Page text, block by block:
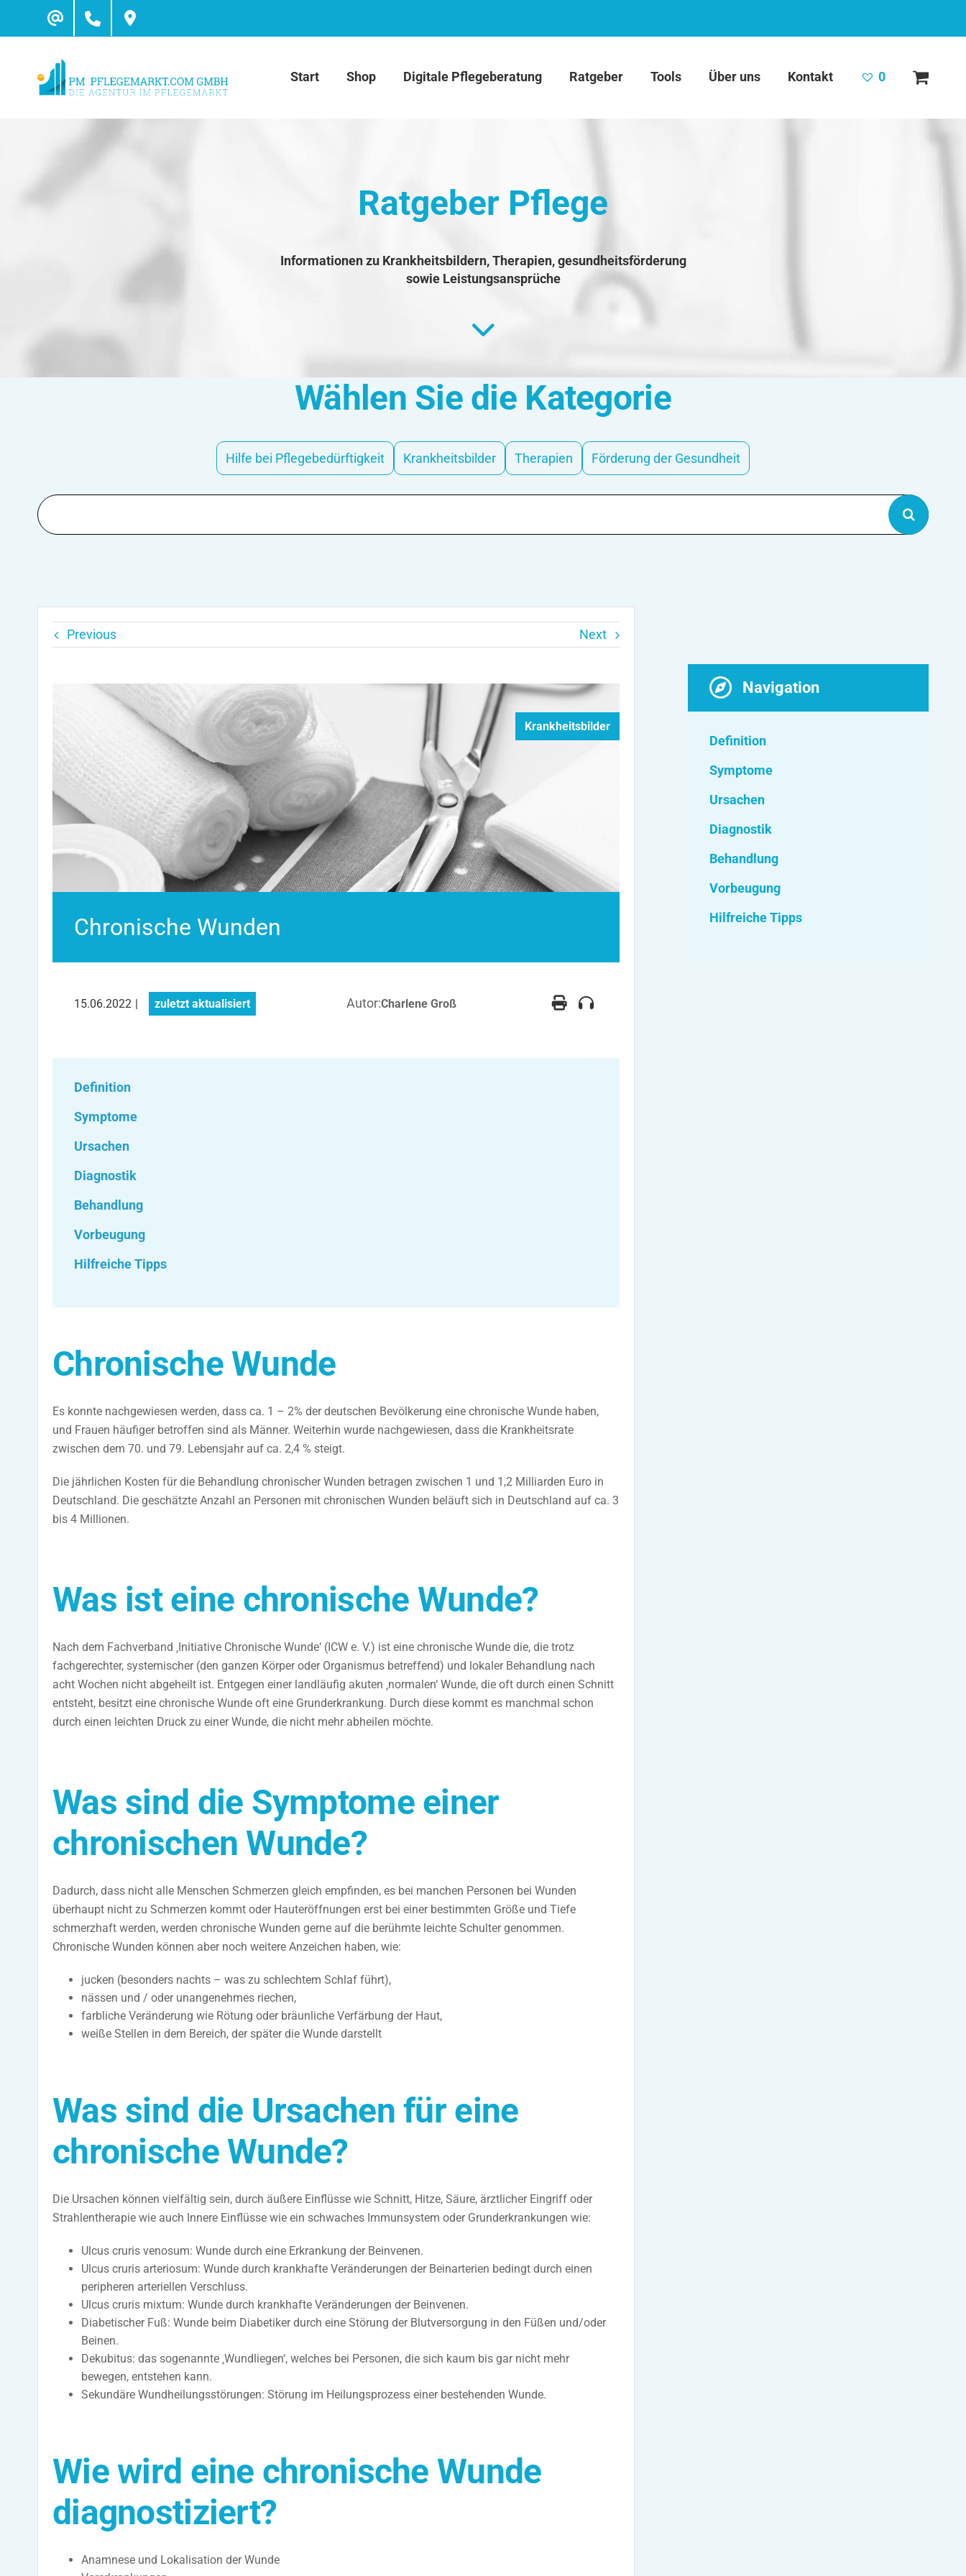
Start Shop Digitale Pflegeberatung Ratgeber Tools Über uns Kontakt 0
Ratgeber Pflege
Informationen zu Krankheitsbildern, Therapien, gesundheitsförderung
sowie Leistungsansprüche
Wählen Sie die Kategorie
Hilfe bei Pflegebedürftigkeit Krankheitsbilder Therapien Förderung der Gesundheit
nach:
Previous Next
Chronische Wunden
15.06.2022 |
Krankheitsbilder
zuletzt aktualisiert Autor:Charlene Groß
Definition
Symptome
Ursachen
Diagnostik
Behandlung
Vorbeugung
Hilfreiche Tipps
Chronische Wunde
Es konnte nachgewiesen werden, dass ca. 1 – 2% der deutschen Bevölkerung eine chronische Wunde haben,
und Frauen häufiger betroffen sind als Männer. Weiterhin wurde nachgewiesen, dass die Krankheitsrate
zwischen dem 70. und 79. Lebensjahr auf ca. 2,4 % steigt.
Die jährlichen Kosten für die Behandlung chronischer Wunden betragen zwischen 1 und 1,2 Milliarden Euro in
Deutschland. Die geschätzte Anzahl an Personen mit chronischen Wunden beläuft sich in Deutschland auf ca. 3
bis 4 Millionen.
Was ist eine chronische Wunde?
Nach dem Fachverband ‚Initiative Chronische Wunde‘ (ICW e. V.) ist eine chronische Wunde die, die trotz
fachgerechter, systemischer (den ganzen Körper oder Organismus betreffend) und lokaler Behandlung nach
acht Wochen nicht abgeheilt ist. Entgegen einer landläufig akuten ‚normalen‘ Wunde, die oft durch einen Schnitt
entsteht, besitzt eine chronische Wunde oft eine Grunderkrankung. Durch diese kommt es manchmal schon
durch einen leichten Druck zu einer Wunde, die nicht mehr abheilen möchte.
Was sind die Symptome einer
chronischen Wunde?
Dadurch, dass nicht alle Menschen Schmerzen gleich empfinden, es bei manchen Personen bei Wunden
überhaupt nicht zu Schmerzen kommt oder Hauteröffnungen erst bei einer bestimmten Größe und Tiefe
schmerzhaft werden, werden chronische Wunden gerne auf die berühmte leichte Schulter genommen.
Chronische Wunden können aber noch weitere Anzeichen haben, wie:
jucken (besonders nachts – was zu schlechtem Schlaf führt),
nässen und / oder unangenehmes riechen,
farbliche Veränderung wie Rötung oder bräunliche Verfärbung der Haut,
weiße Stellen in dem Bereich, der später die Wunde darstellt
Was sind die Ursachen für eine
chronische Wunde?
Die Ursachen können vielfältig sein, durch äußere Einflüsse wie Schnitt, Hitze, Säure, ärztlicher Eingriff oder
Strahlentherapie wie auch Innere Einflüsse wie ein schwaches Immunsystem oder Grunderkrankungen wie:
Ulcus cruris venosum: Wunde durch eine Erkrankung der Beinvenen.
Ulcus cruris arteriosum: Wunde durch krankhafte Veränderungen der Beinarterien bedingt durch einen
peripheren arteriellen Verschluss.
Ulcus cruris mixtum: Wunde durch krankhafte Veränderungen der Beinvenen.
Diabetischer Fuß: Wunde beim Diabetiker durch eine Störung der Blutversorgung in den Füßen und/oder
Beinen.
Dekubitus: das sogenannte ‚Wundliegen‘, welches bei Personen, die sich kaum bis gar nicht mehr
bewegen, entstehen kann.
Sekundäre Wundheilungsstörungen: Störung im Heilungsprozess einer bestehenden Wunde.
Wie wird eine chronische Wunde
diagnostiziert?
Anamnese und Lokalisation der Wunde
Navigation
Definition
Symptome
Ursachen
Diagnostik
Behandlung
Vorbeugung
Hilfreiche Tipps